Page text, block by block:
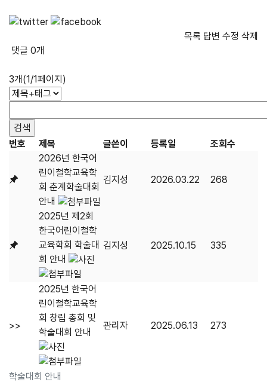
목록 답변 수정 삭제
댓글 0개
3개(1/1페이지)
학술대회 안내
번호 제목 글쓴이 등록일
조회수
2026년 한국어
린이철학교육학
회 춘계학술대회
안내
김지성 2026.03.22 268
2025년 제2회
한국어린이철학
교육학회 학술대
회 안내
김지성 2025.10.15 335
>>
2025년 한국어
린이철학교육학
회 창립 총회 및
학술대회 안내
관리자 2025.06.13 273